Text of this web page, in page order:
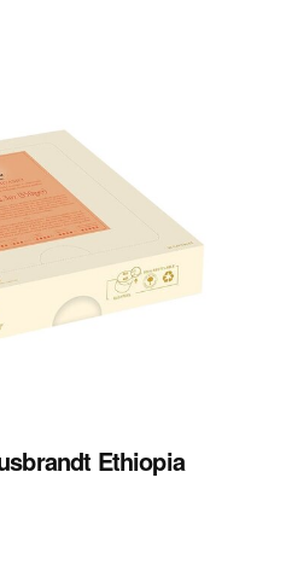
Ethiopia